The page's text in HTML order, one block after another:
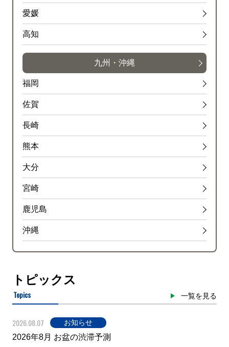
愛媛
高知
九州・沖縄
福岡
佐賀
長崎
熊本
大分
宮崎
鹿児島
沖縄
トピックス
Topics 一覧を見る
2026.08.07 お知らせ
2026年8月 お盆の渋滞予測